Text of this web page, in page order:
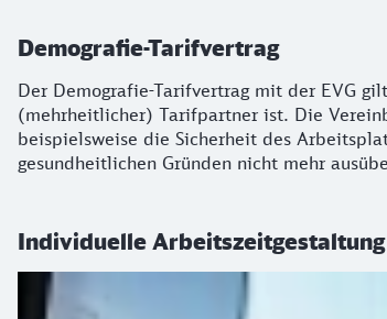
Demografie-Tarifvertrag
Der Demografie-Tarifvertrag mit der EVG
(mehrheitlicher) Tarifpartner ist. Die
beispielsweise die Sicherheit des
gesundheitlichen Gründen nicht mehr
Individuelle Arbeitszeitgestaltung